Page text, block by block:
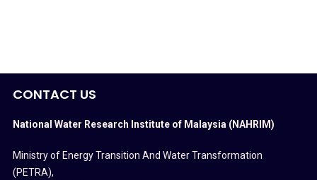
CONTACT US
National Water Research Institute of Malaysia (NAHRIM)
Ministry of Energy Transition And Water Transformation
(PETRA),